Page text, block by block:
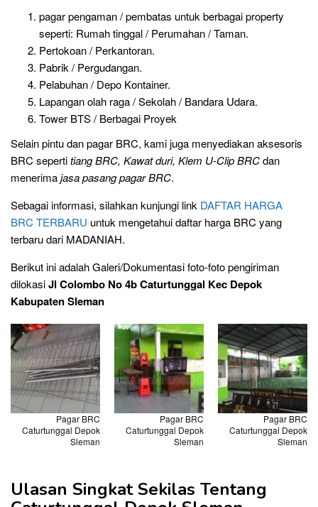
pagar pengaman / pembatas untuk berbagai property
seperti: Rumah tinggal / Perumahan / Taman.
Pertokoan / Perkantoran.
Pabrik / Pergudangan.
Pelabuhan / Depo Kontainer.
Lapangan olah raga / Sekolah / Bandara Udara.
Tower BTS / Berbagai Proyek
Selain pintu dan pagar BRC, kami juga menyediakan aksesoris
BRC sepertitiang BRC, Kawat duri, Klem U-Clip BRCdan
menerimajasa pasang pagar BRC.
Sebagai informasi, silahkan kunjungi link DAFTAR HARGA
BRC TERBARU untuk mengetahui daftar harga BRC yang
terbaru dari MADANIAH.
Berikut ini adalah Galeri/Dokumentasi foto-foto pengiriman
dilokasiJl Colombo No 4b Caturtunggal Kec Depok
Kabupaten Sleman
Pagar BRC
Caturtunggal Depok
Sleman
Pagar BRC
Caturtunggal Depok
Sleman
Pagar BRC
Caturtunggal Depok
Sleman
Ulasan Singkat Sekilas Tentang